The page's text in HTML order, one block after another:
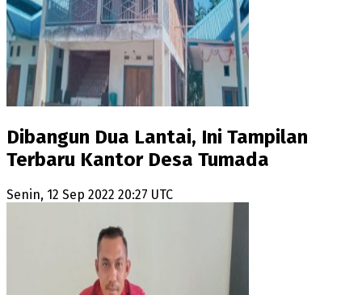
Dibangun Dua Lantai, Ini Tampilan
Terbaru Kantor Desa Tumada
Senin, 12 Sep 2022 20:27 UTC